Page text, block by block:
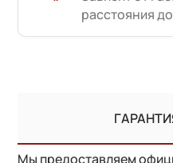
расстояния
Мы предоставляем